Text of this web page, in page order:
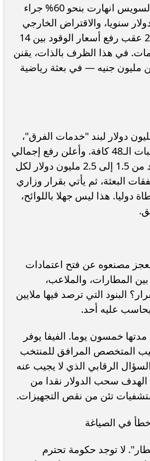
الاقتصاد المصري يمر بأزمة موارد دولارية حادة؛ فإيرادات قناة السويس انهارت بنحو 60% جراء
توفر للخزينة ما بين 8 و10 مليارات دولار سنويا، والاقتراض الخارجي
يتصاعد لسد عجز الموازنة، والتضخم بلغ 15.2% في مارس 2026 عقب رفع أسعار الوقود بين 14
والخدمات. في هذا الظرف بالذات، يقنن
— ثلاثة وعشرين مليون جنيه — في بعثة رياضية
مالية موثقة، لا مجرد إسراف. الفيفا خصص 813 مليون دولار لبند "خدمات الفرق"،
يشمل صراحة الإقامة، والانتقالات، والدعم الطبي والفني للمنتخبات الـ48 كافة. وأعلن رفع إجمالي
التوزيعات المالية إلى 871 مليون دولار، مع زيادة منحة الاستعداد من 1.5 إلى 2.5 مليون دولار لكل
البعثة، ثم يأتي بقرار وزاري
دوليا. هذا ليس جهلا باللوائح،
يعجز مصنعوه عن فتح اعتمادات
بين المطارات، والملاعب،
البنود التي ترصد فيها ملايين
عليه أحد.
خمسون يوما. الفيفا يوفر
المتخصص المرافق للمنتخب
الرقابي الذي لا يجيب عنه
الهدف سحب الدولار نقدا من
تئن من نقص التجهيزات.
بالمطار". لا توجد حكومة تحترم